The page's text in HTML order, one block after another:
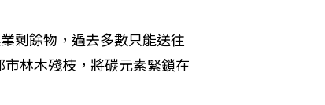
剩餘物，過去多數只能送往
林木殘枝，將碳元素緊鎖在